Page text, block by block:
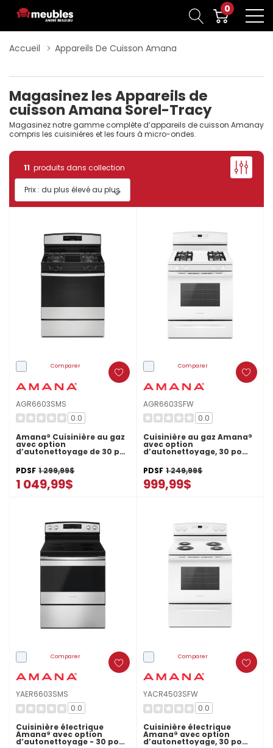
0
Accueil Appareils De Cuisson Amana
Magasinez les Appareils de
cuisson Amana Sorel-Tracy
Magasinez notre gamme complète d’appareils de cuisson Amanay
compris les cuisinières et les fours à micro-ondes.
11 produits dans collection
Comparer
AGR6603SMS
0.0
Amana® Cuisinière au gaz
avec option
d’autonettoyage de 30 po
AGR6603SMS
PDSF 1 299,99$
1 049,99$
Comparer
AGR6603SFW
0.0
Cuisinière au gaz Amana®
avec option
d’autonettoyage, 30 po
AGR6603SFW
PDSF 1 249,99$
999,99$
Comparer
YAER6603SMS
0.0
Cuisinière électrique
Amana® avec option
d’autonettoyage - 30 po
Comparer
YACR4503SFW
0.0
Cuisinière électrique
Amana® avec option
d’autonettoyage, 30 po